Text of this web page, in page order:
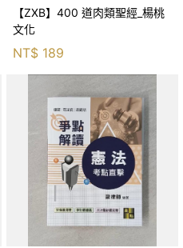
【ZXB】400 道肉類聖經_楊桃
文化
NT$ 189